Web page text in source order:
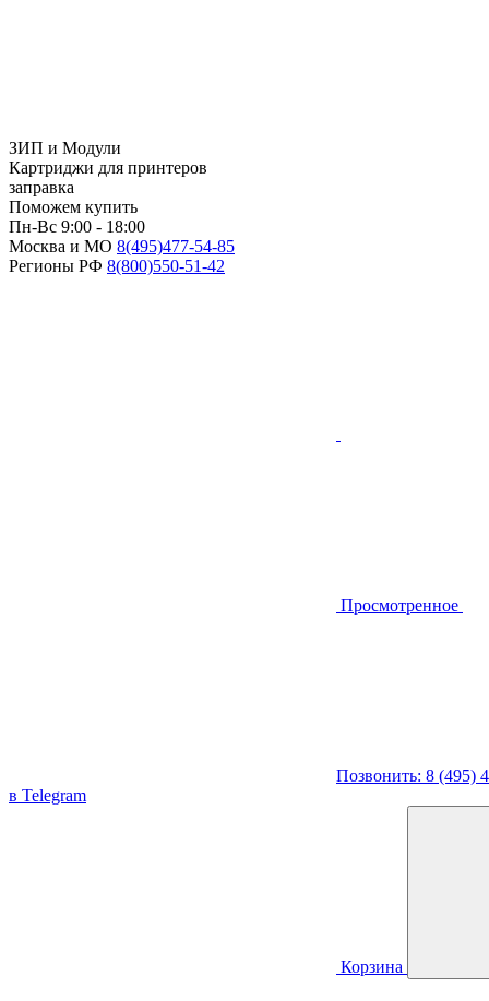
ЗИП и Модули
Картриджи для принтеров
заправка
Поможем купить
Пн-Вс 9:00 - 18:00
Москва и МО 8(495)477-54-85
Регионы РФ 8(800)550-51-42
Просмотренное
Позвонить: 8 (495)
в Telegram
Корзина